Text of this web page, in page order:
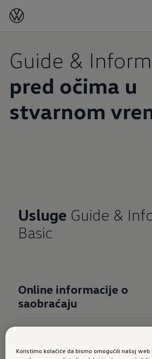
Guide &
pred očima u
stvarnom
Usluge Guide &
Basic
Online informacije o
saobraćaju
Koristimo kolačiće da bismo omogućili našoj web